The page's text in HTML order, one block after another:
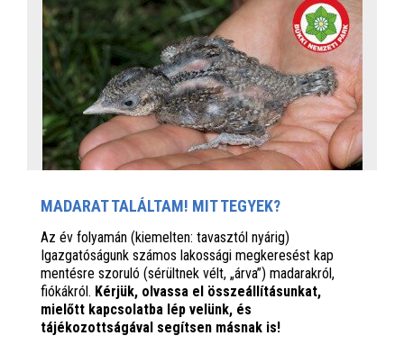
MADARAT TALÁLTAM! MIT TEGYEK?
Az év folyamán (kiemelten: tavasztól nyárig)
Igazgatóságunk számos lakossági megkeresést kap
mentésre szoruló (sérültnek vélt, „árva”) madarakról,
fiókákról. Kérjük, olvassa el összeállításunkat,
mielőtt kapcsolatba lép velünk, és
tájékozottságával segítsen másnak is!